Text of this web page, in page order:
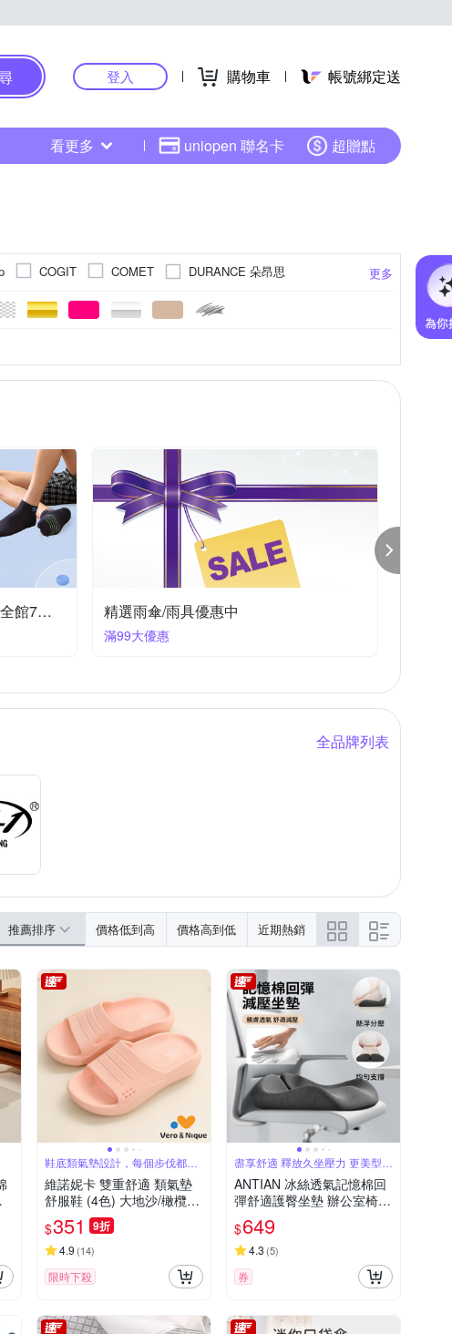
登入 購物車 帳號綁定送
看更多 uniopen 聯名卡 超贈點
更多
COGIT COMET
DURANCE 朵昂思
iSFun La Morongo 樂木嚴選
MORINO 摩力諾
TDN TENDAYS Viita
WIDE VIEW
蠟燭 輕便式雨衣
夏日輕著感 三花舒適內著.棉襪全館7折up! 精選雨傘/雨具優惠中
滿99大優惠
全品牌列表
推薦排序 價格低到高 價格高到低 近期熱銷
鞋底類氣墊設計，每個步伐都在
釋放壓力
維諾妮卡 雙重舒適 類氣墊
舒服鞋 (4色) 大地沙/橄欖綠/
水泥灰/櫻桃粉
$351 9折
4.9 (14)
限時下殺
盡享舒適 釋放久坐壓力 更美型
更健康
ANTIAN 冰絲透氣記憶棉回
彈舒適護臀坐墊 辦公室椅子
增高坐墊 屁股棉墊 孕婦坐
墊 車用坐墊 痔瘡墊
$649
4.3 (5)
券